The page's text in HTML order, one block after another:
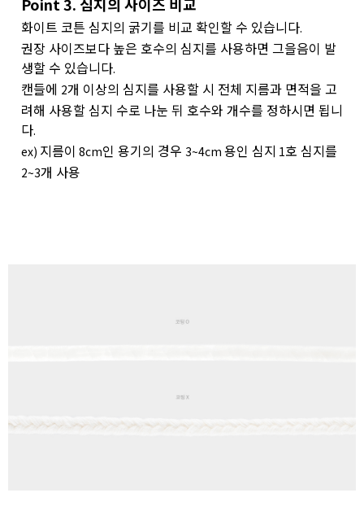
화이트 코튼 심지의 굵기를 비교 확인할 수 있습니다.
권장 사이즈보다 높은 호수의 심지를 사용하면 그을음이 발
생할 수 있습니다.
캔들에 2개 이상의 심지를 사용할 시 전체 지름과 면적을 고
려해 사용할 심지 수로 나눈 뒤 호수와 개수를 정하시면 됩니
다.
ex) 지름이 8cm인 용기의 경우 3~4cm 용인 심지 1호 심지를
2~3개 사용